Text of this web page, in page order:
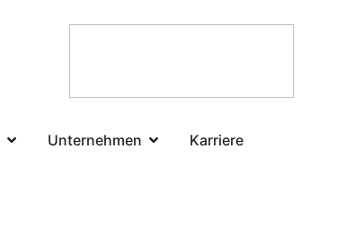
Unternehmen Karriere